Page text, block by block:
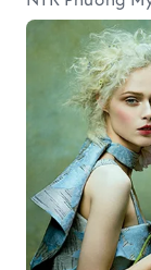
của tạp chí
thông tin siêu
"mất ăn mất